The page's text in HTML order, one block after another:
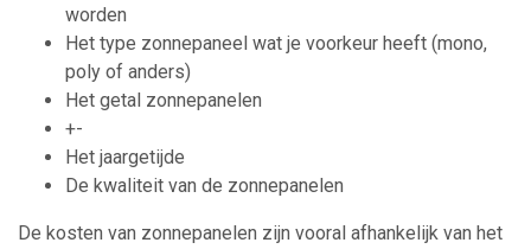
worden
Het type zonnepaneel wat je voorkeur heeft (mono,
poly of anders)
Het getal zonnepanelen
+-
Het jaargetijde
De kwaliteit van de zonnepanelen
De kosten van zonnepanelen zijn vooral afhankelijk van het